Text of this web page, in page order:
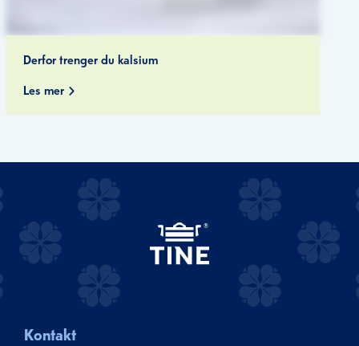
Derfor trenger du kalsium
Les mer
Kontakt